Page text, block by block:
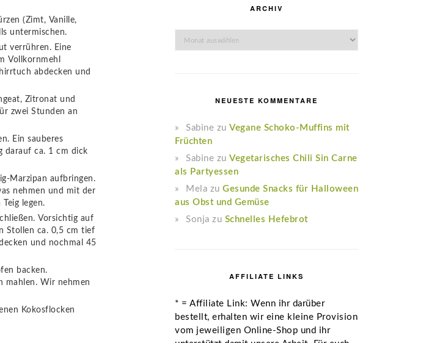
(Zimt, Vanille,
untermischen.
verrühren. Eine
Vollkornmehl
abdecken und
Zitronat und
zwei Stunden an
Ein sauberes
darauf ca. 1 cm dick
Marzipan aufbringen.
nehmen und mit der
legen.
Vorsichtig auf
Stollen ca. 0,5 cm tief
und nochmal 45
backen.
mahlen. Wir nehmen
Kokosflocken
ARCHIV
NEUESTE KOMMENTARE
Sabine zu Vegane Schoko-Muffins mit
Früchten
Sabine zu Vegetarisches Chili Sin Carne
als Partyessen
Mela zu Gesunde Snacks für Halloween
aus Obst und Gemüse
Sonja zu Schnelles Hefebrot
AFFILIATE LINKS
* = Affiliate Link: Wenn ihr darüber
bestellt, erhalten wir eine kleine Provision
vom jeweiligen Online-Shop und ihr